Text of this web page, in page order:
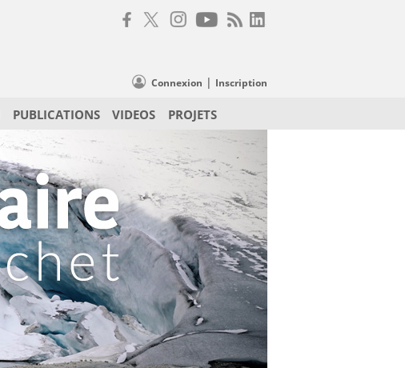
Connexion | Inscription
PUBLICATIONS VIDEOS PROJETS